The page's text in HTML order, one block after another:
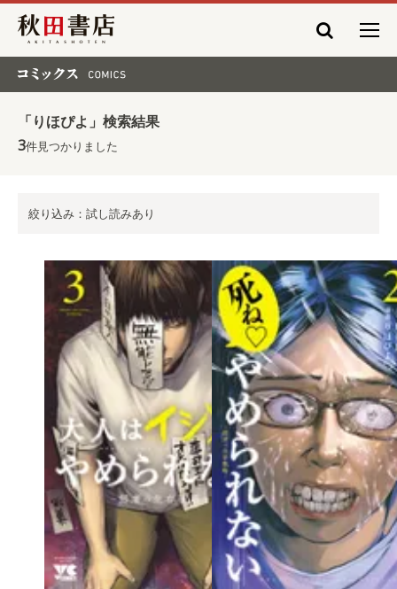
秋田書店
「りほぴよ」検索結果
3件見つかりました
絞り込み：試し読みあり